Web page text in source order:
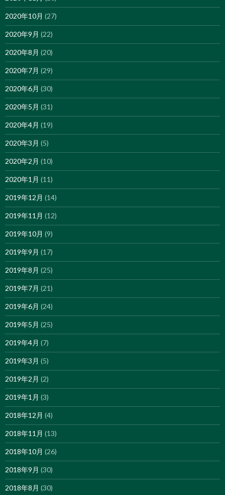
2020年10月 (27)
2020年9月 (22)
2020年8月 (20)
2020年7月 (29)
2020年6月 (30)
2020年5月 (31)
2020年4月 (19)
2020年3月 (5)
2020年2月 (10)
2020年1月 (11)
2019年12月 (14)
2019年11月 (12)
2019年10月 (9)
2019年9月 (17)
2019年8月 (25)
2019年7月 (21)
2019年6月 (24)
2019年5月 (25)
2019年4月 (7)
2019年3月 (5)
2019年2月 (2)
2019年1月 (3)
2018年12月 (4)
2018年11月 (13)
2018年10月 (26)
2018年9月 (30)
2018年8月 (30)